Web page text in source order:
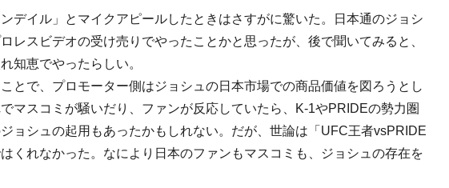
デイル」とマイクアピールしたときはさすがに驚いた。日本通のジョシ
レスビデオの受け売りでやったことかと思ったが、後で聞いてみると、
知恵でやったらしい。
とで、プロモーター側はジョシュの日本市場での商品価値を図ろうとし
マスコミが騒いだり、ファンが反応していたら、K-1やPRIDEの勢力圏
ョシュの起用もあったかもしれない。だが、世論は「UFC王者vsPRIDE
くれなかった。なにより日本のファンもマスコミも、ジョシュの存在を